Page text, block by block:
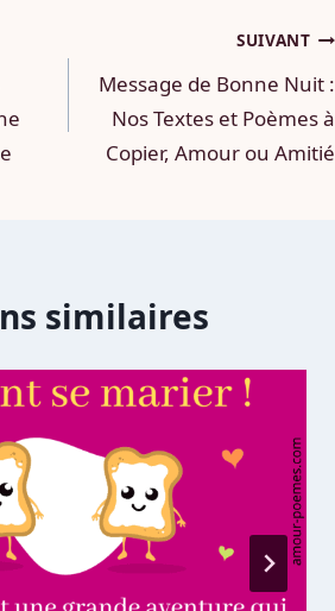
SUIVANT
Message de Bonne Nuit :
Nos Textes et Poèmes à
Copier, Amour ou Amitié
similaires